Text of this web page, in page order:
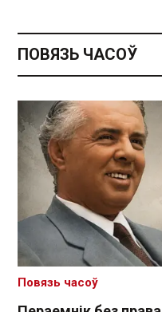
ПОВЯЗЬ ЧАСОЎ
Повязь часоў